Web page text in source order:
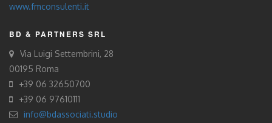
www.fmconsulenti.it
BD & PARTNERS SRL
Via Luigi Settembrini, 28
00195 Roma
+39 06 32650700
+39 06 97610111
info@bdassociati.studio